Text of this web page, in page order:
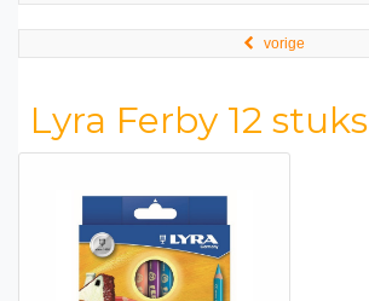
vorige
Lyra Ferby 12 stuks